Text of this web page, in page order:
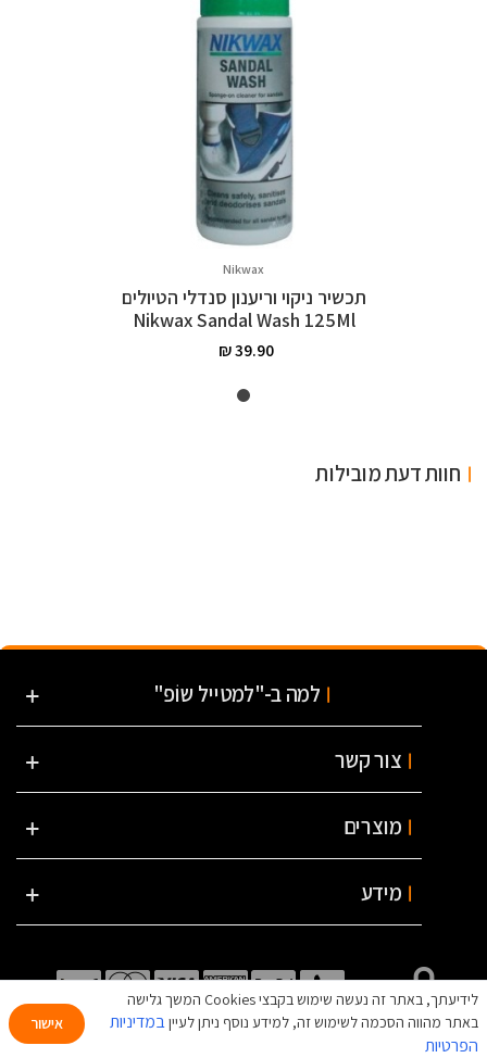
Nikwax
תכשיר ניקוי וריענון סנדלי הטיולים
Nikwax Sandal Wash 125Ml
‏39.90 ₪
חוות דעת מובילות
למה ב-"למטייל שוֹפ"
צור קשר
מוצרים
מידע
Copyright © 1999 - 2023. Created by Lametayel.co.il * למטייל ברשת 1999 - 2025 © כל
לידיעתך, באתר זה נעשה שימוש בקבצי Cookies המשך גלישה
באתר מהווה הסכמה לשימוש זה, למידע נוסף ניתן לעייןבמדיניות
הפרטיות
אישור